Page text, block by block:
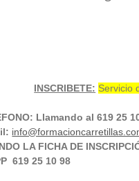
INSCRIBETE: Servicio
Llamando al 619 25
LA FICHA DE
619 25 10 98